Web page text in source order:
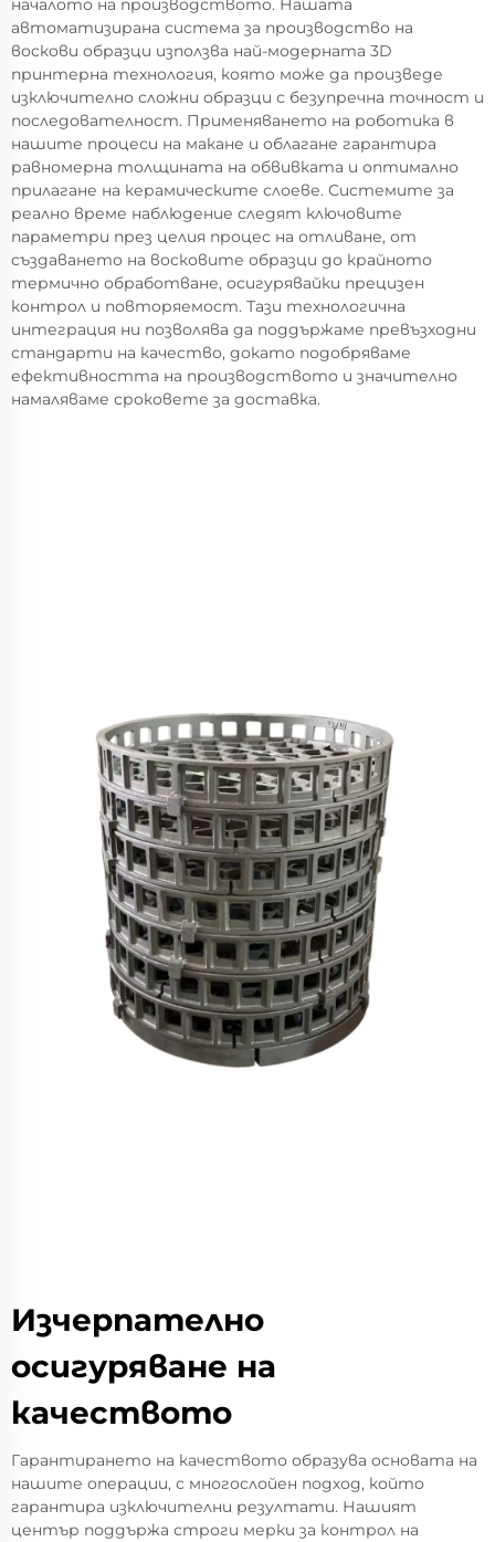
началото на производството. Нашата
автоматизирана система за производство на
воскови образци използва най-модерната 3D
принтерна технология, която може да произведе
изключително сложни образци с безупречна точност и
последователност. Применяването на роботика в
нашите процеси на макане и облагане гарантира
равномерна толщината на обвивката и оптимално
прилагане на керамическите слоеве. Системите за
реално време наблюдение следят ключовите
параметри през целия процес на отливане, от
създаването на восковите образци до крайното
термично обработване, осигурявайки прецизен
контрол и повторяемост. Тази технологична
интеграция ни позволява да поддържаме превъзходни
стандарти на качество, докато подобряваме
ефективността на производството и значително
намаляваме сроковете за доставка.
Изчерпателно
осигуряване на
качеството
Гарантирането на качеството образува основата на
нашите операции, с многослойен подход, който
гарантира изключителни резултати. Нашият
център поддържа строги мерки за контрол на